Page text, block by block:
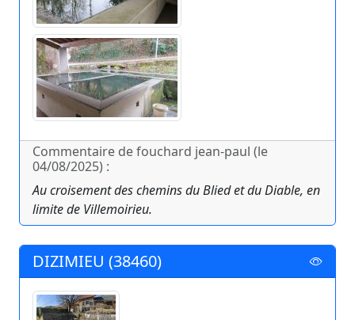
Commentaire de fouchard jean-paul (le
04/08/2025) :
Au croisement des chemins du Blied et du Diable, en
limite de Villemoirieu.
DIZIMIEU (38460)